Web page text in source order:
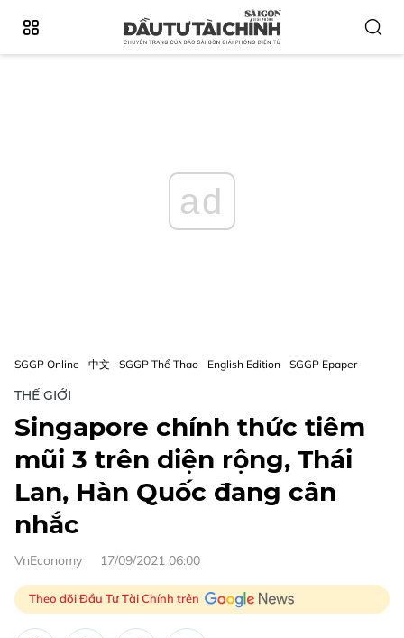
ad
SGGP Online 中文 SGGP Thể Thao English Edition SGGP Epaper
THẾ GIỚI
Singapore chính thức tiêm
mũi 3 trên diện rộng, Thái
Lan, Hàn Quốc đang cân
nhắc
VnEconomy 17/09/2021 06:00
Theo dõi Đầu Tư Tài Chính trên